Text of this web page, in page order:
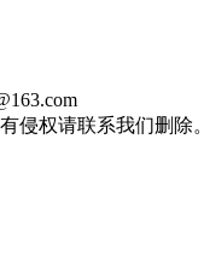
侵权请联系我们删除。